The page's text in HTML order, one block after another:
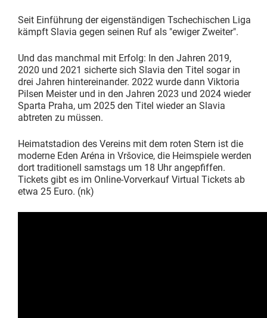
Seit Einführung der eigenständigen Tschechischen Liga
kämpft Slavia gegen seinen Ruf als "ewiger Zweiter".
Und das manchmal mit Erfolg: In den Jahren 2019,
2020 und 2021 sicherte sich Slavia den Titel sogar in
drei Jahren hintereinander. 2022 wurde dann Viktoria
Pilsen Meister und in den Jahren 2023 und 2024 wieder
Sparta Praha, um 2025 den Titel wieder an Slavia
abtreten zu müssen.
Heimatstadion des Vereins mit dem roten Stern ist die
moderne Eden Aréna in Vršovice, die Heimspiele werden
dort traditionell samstags um 18 Uhr angepfiffen.
Tickets gibt es im Online-Vorverkauf Virtual Tickets ab
etwa 25 Euro. (nk)